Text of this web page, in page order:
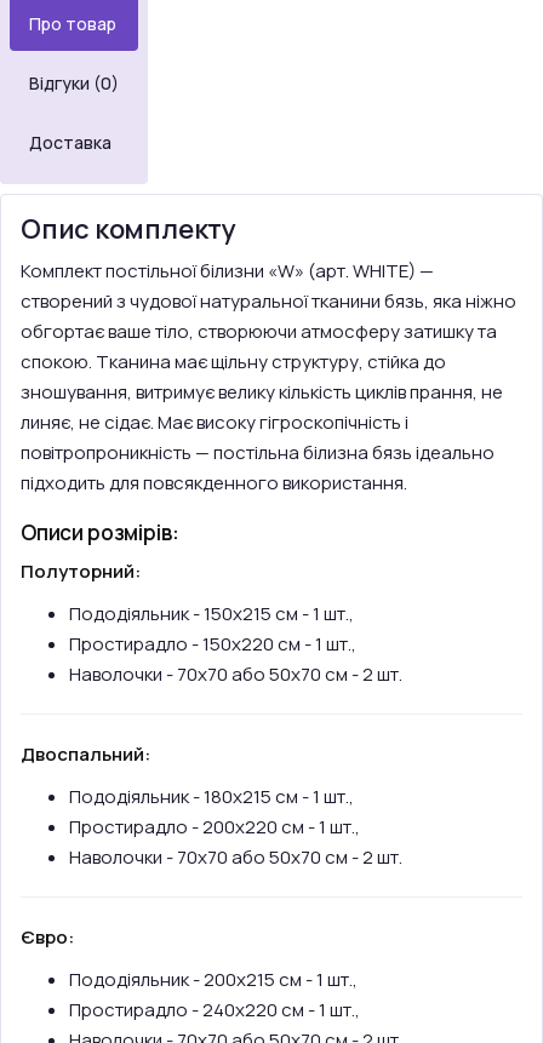
Про товар
Відгуки (0)
Доставка
Опис комплекту
Комплект постільної білизни «W» (арт. WHITE) —
створений з чудової натуральної тканини бязь, яка ніжно
обгортає ваше тіло, створюючи атмосферу затишку та
спокою. Тканина має щільну структуру, стійка до
зношування, витримує велику кількість циклів прання, не
линяє, не сідає. Має високу гігроскопічність і
повітропроникність — постільна білизна бязь ідеально
підходить для повсякденного використання.
Описи розмірів:
Полуторний:
Пододіяльник - 150х215 см - 1 шт.,
Простирадло - 150х220 см - 1 шт.,
Наволочки - 70х70 або 50х70 см - 2 шт.
Двоспальний:
Пододіяльник - 180х215 см - 1 шт.,
Простирадло - 200х220 см - 1 шт.,
Наволочки - 70х70 або 50х70 см - 2 шт.
Євро:
Пододіяльник - 200х215 см - 1 шт.,
Простирадло - 240х220 см - 1 шт.,